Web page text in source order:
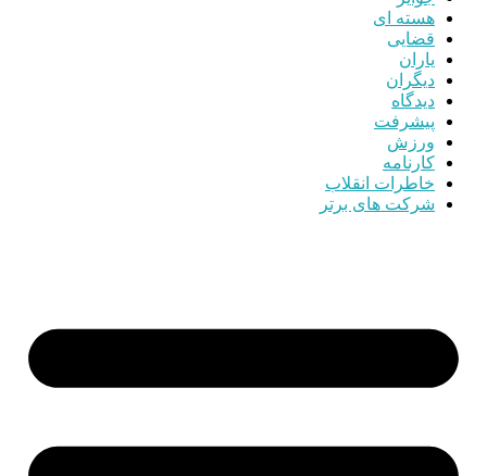
هسته ای
قضایی
یاران
دیگران
دیدگاه
پیشرفت
ورزش
کارنامه
خاطرات انقلاب
شرکت های برتر